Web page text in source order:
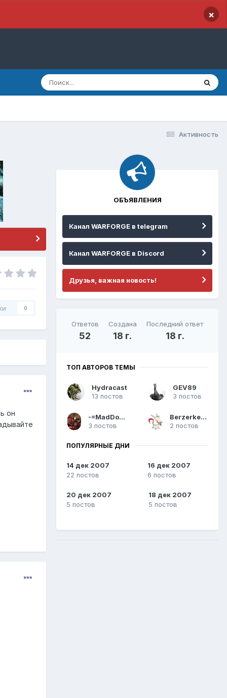
×
Активность
0
он
ОБЪЯВЛЕНИЯ
Канал WARFORGE в telegram
Канал WARFORGE в Discord
Друзья, важная новость!
Ответов
52
Создана
18 г.
Последний ответ
18 г.
ТОП АВТОРОВ ТЕМЫ
Hydracast
13 постов
GEV89
3 постов
-=MadDozer=-
3 постов
Berzerker Cat
2 постов
ПОПУЛЯРНЫЕ ДНИ
14 дек 2007
22 постов
16 дек 2007
6 постов
20 дек 2007
5 постов
18 дек 2007
5 постов